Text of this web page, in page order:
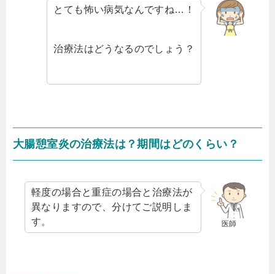
とても怖い病気なんですね…！
治療法はどうなるのでしょう？
大腸憩室炎の治療法は？期間はどのくらい？
医師
軽度の場合と重症の場合と治療法が
異なりますので、分けてご説明しま
す。